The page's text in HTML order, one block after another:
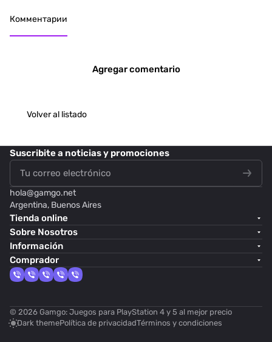
Комментарии
Agregar comentario
Volver al listado
Suscribitea noticias y promociones
hola@gamgo.net
Argentina, Buenos Aires
Tienda online
Sobre Nosotros
Información
Comprador
© 2026 Gamgo: Juegos para PlayStation 4 y 5 al mejor precio
Dark themePolítica de privacidadTérminos y condiciones